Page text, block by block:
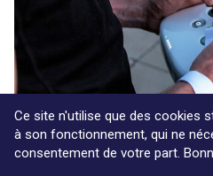
07/01/2021
Drones et Covid ne font pas bon
Ce site n'utilise que des cookies
à son fonctionnement, qui ne
consentement de votre part.